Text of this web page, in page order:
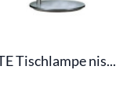
Tischlampe nis...